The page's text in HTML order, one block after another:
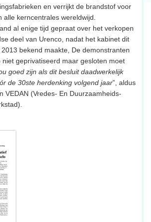
en verrijkt de brandstof voor
alle kerncentrales wereldwijd.
al enige tijd gepraat over het verkopen
deel van Urenco, nadat het kabinet dit
bekend maakte, De demonstranten
niet geprivatiseerd maar gesloten moet
goed zijn als dit besluit daadwerkelijk
de 30ste herdenking volgend jaar”, aldus
VEDAN (Vredes- En Duurzaamheids-